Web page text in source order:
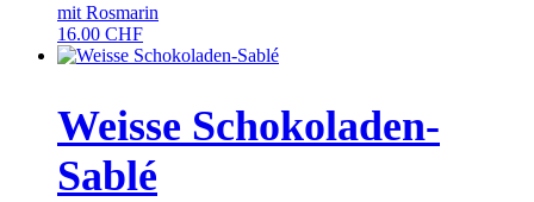
mit Rosmarin
16.00 CHF
Weisse Schokoladen-
Sablé